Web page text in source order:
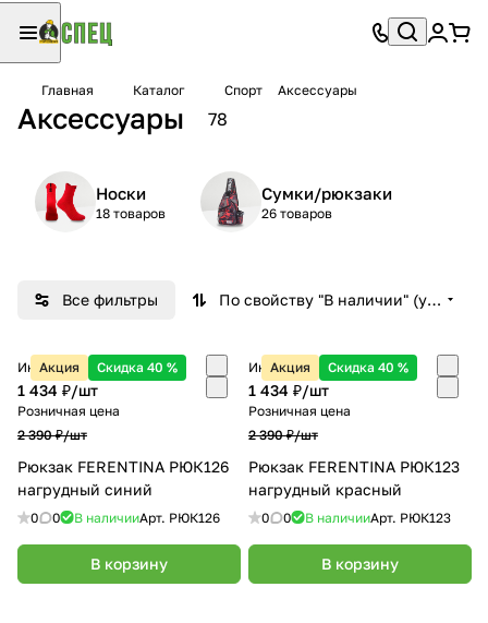
Главная Каталог Спорт Аксессуары
Аксессуары 78
Носки
18 товаров
Сумки/рюкзаки
26 товаров
Все фильтры По свойству "В наличии" (убывание)
Акция Скидка 40 %
Интернет-магазин
1 434 ₽/шт
Розничная цена
2 390 ₽/шт
Рюкзак FERENTINA РЮК126
нагрудный синий
0 0 В наличииАрт. РЮК126
В корзину
Акция Скидка 40 %
Интернет-магазин
1 434 ₽/шт
Розничная цена
2 390 ₽/шт
Рюкзак FERENTINA РЮК123
нагрудный красный
0 0 В наличииАрт. РЮК123
В корзину